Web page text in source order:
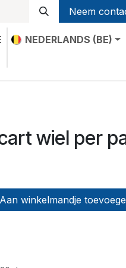
Neem
NEDERLANDS (BE)
wiel per
Aan winkelmandje